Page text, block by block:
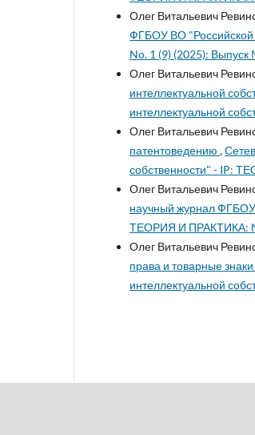
Олег Витальевич
ФГБОУ ВО "Российской
No. 1 (9) (2025): Выпуск
Олег Витальевич
интеллектуальной
интеллектуальной
Олег Витальевич
патентоведению ,
собственности" - IP:
Олег Витальевич
научный журнал ФГБОУ
ТЕОРИЯ И ПРАКТИКА:
Олег Витальевич
права и товарные знаки
интеллектуальной